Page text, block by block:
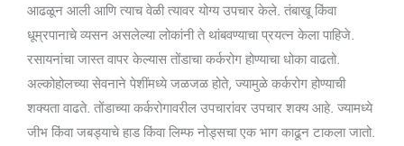
आढळून आली आणि त्याच वेळी त्यावर योग्य उपचार केले. तंबाखू किंवा
धूम्रपानाचे व्यसन असलेल्या लोकांनी ते थांबवण्याचा प्रयत्न केला पाहिजे.
रसायनांचा जास्त वापर केल्यास तोंडाचा कर्करोग होण्याचा धोका वाढतो.
अल्कोहोलच्या सेवनाने पेशींमध्ये जळजळ होते, ज्यामुळे कर्करोग होण्याची
शक्यता वाढते. तोंडाच्या कर्करोगावरील उपचारांवर उपचार शक्य आहे. ज्यामध्ये
जीभ किंवा जबड्याचे हाड किंवा लिम्फ नोड्सचा एक भाग काढून टाकला जातो.